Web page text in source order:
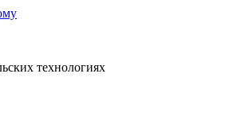
технологиях